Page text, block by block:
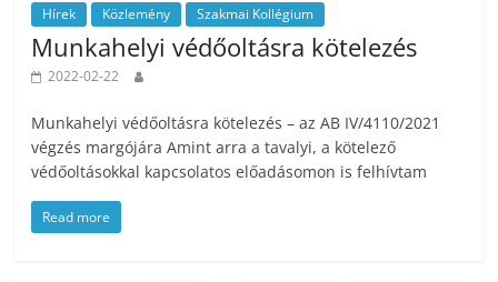
Hírek Közlemény Szakmai Kollégium
Munkahelyi védőoltásra kötelezés
2022-02-22
Munkahelyi védőoltásra kötelezés – az AB IV/4110/2021
végzés margójára Amint arra a tavalyi, a kötelező
védőoltásokkal kapcsolatos előadásomon is felhívtam
Read more